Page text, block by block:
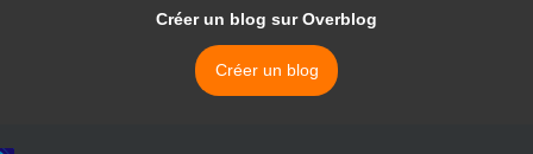
Créer un blog sur Overblog
Créer un blog